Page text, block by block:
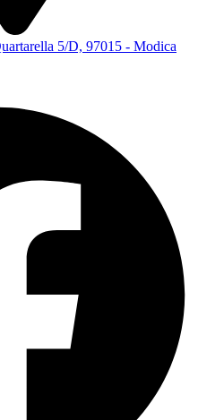
5/D, 97015 - Modica